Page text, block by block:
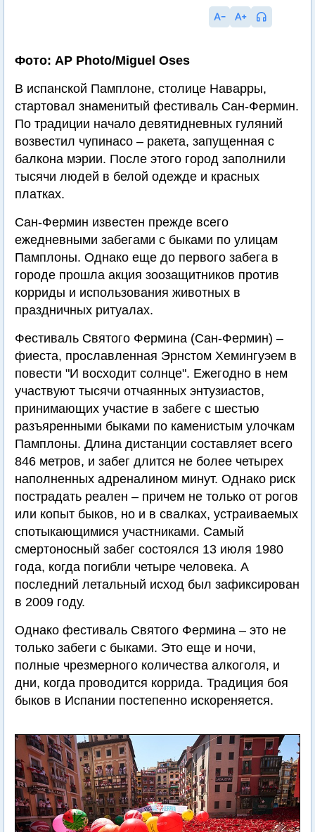
Фото: AP Photo/Miguel Oses
В испанской Памплоне, столице Наварры,
стартовал знаменитый фестиваль Сан-Фермин.
По традиции начало девятидневных гуляний
возвестил чупинасо – ракета, запущенная с
балкона мэрии. После этого город заполнили
тысячи людей в белой одежде и красных
платках.
Сан-Фермин известен прежде всего
ежедневными забегами с быками по улицам
Памплоны. Однако еще до первого забега в
городе прошла акция зоозащитников против
корриды и использования животных в
праздничных ритуалах.
Фестиваль Святого Фермина (Сан-Фермин) –
фиеста, прославленная Эрнстом Хемингуэем в
повести "И восходит солнце". Ежегодно в нем
участвуют тысячи отчаянных энтузиастов,
принимающих участие в забеге с шестью
разъяренными быками по каменистым улочкам
Памплоны. Длина дистанции составляет всего
846 метров, и забег длится не более четырех
наполненных адреналином минут. Однако риск
пострадать реален – причем не только от рогов
или копыт быков, но и в свалках, устраиваемых
спотыкающимися участниками. Самый
смертоносный забег состоялся 13 июля 1980
года, когда погибли четыре человека. А
последний летальный исход был зафиксирован
в 2009 году.
Однако фестиваль Святого Фермина – это не
только забеги с быками. Это еще и ночи,
полные чрезмерного количества алкоголя, и
дни, когда проводится коррида. Традиция боя
быков в Испании постепенно искореняется.